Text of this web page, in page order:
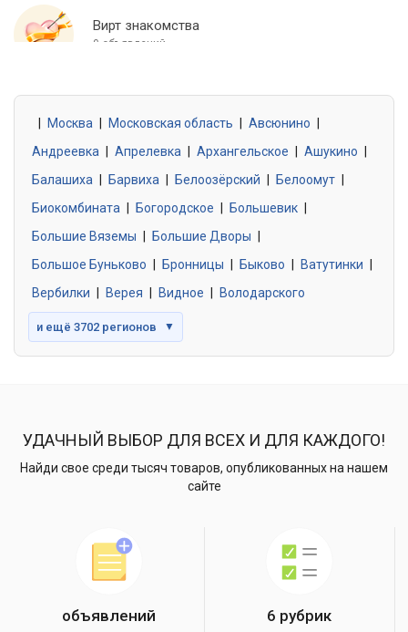
Вирт знакомства
0 объявлений
0 объявлений
Знакомства без обязательств
0 объявлений
Москва Московская область Авсюнино
Андреевка
Апрелевка Архангельское Ашукино
Балашиха
Барвиха Белоозёрский Белоомут
Биокомбината
Богородское Большевик
Большие Вяземы
Большие Дворы
Большое Буньково
Бронницы Быково Ватутинки
Вербилки
Верея Видное Володарского
и ещё 3702 регионов ▼
УДАЧНЫЙ ВЫБОР ДЛЯ ВСЕХ И ДЛЯ КАЖДОГО!
Найди свое среди тысяч товаров, опубликованных на нашем
сайте
объявлений 6 рубрик